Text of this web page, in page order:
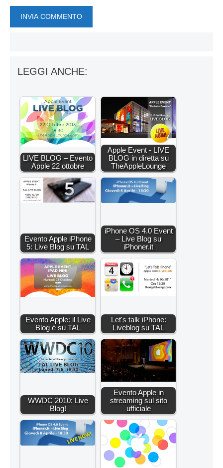
LEGGI ANCHE:
LIVE BLOG – Evento
Apple 22 ottobre
Apple Event - LIVE
BLOG in diretta su
TheAppleLounge
Evento Apple iPhone
5: Live Blog su TAL
iPhone OS 4.0 Event
– Live Blog su
iPhoner.it
Evento Apple: il Live
Blog è su TAL
Let's talk iPhone:
Liveblog su TAL
WWDC 2010: Live
Blog!
Evento Apple in
streaming sul sito
ufficiale